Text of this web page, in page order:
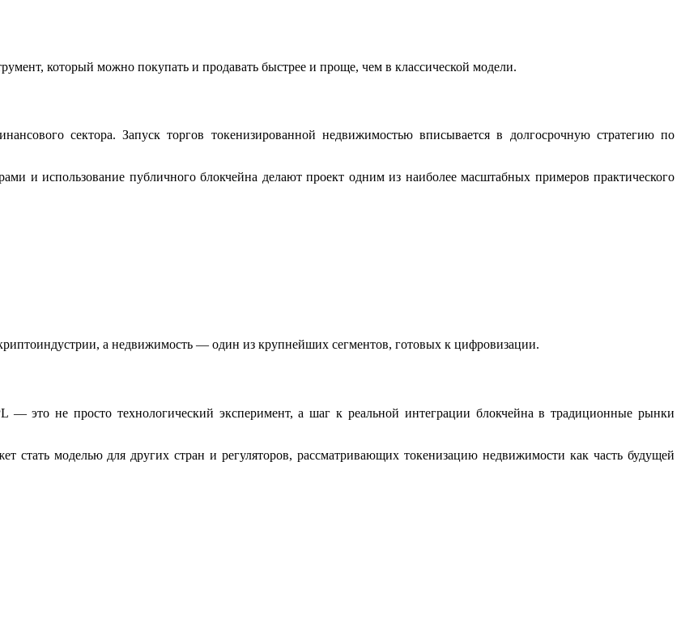
который можно покупать и продавать быстрее и проще, чем в классической модели.
сектора. Запуск торгов токенизированной недвижимостью вписывается в долгосрочную стратегию по
и использование публичного блокчейна делают проект одним из наиболее масштабных примеров практического
а недвижимость — один из крупнейших сегментов, готовых к цифровизации.
— это не просто технологический эксперимент, а шаг к реальной интеграции блокчейна в традиционные рынки
стать моделью для других стран и регуляторов, рассматривающих токенизацию недвижимости как часть будущей